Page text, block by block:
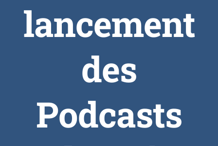
lancement
des
Podcasts